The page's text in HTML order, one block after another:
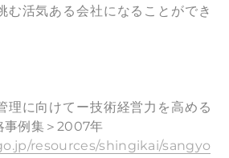
む活気ある会社になることができ
理に向けてー技術経営力を高める
事例集＞2007年
resources/shingikai/sangyo